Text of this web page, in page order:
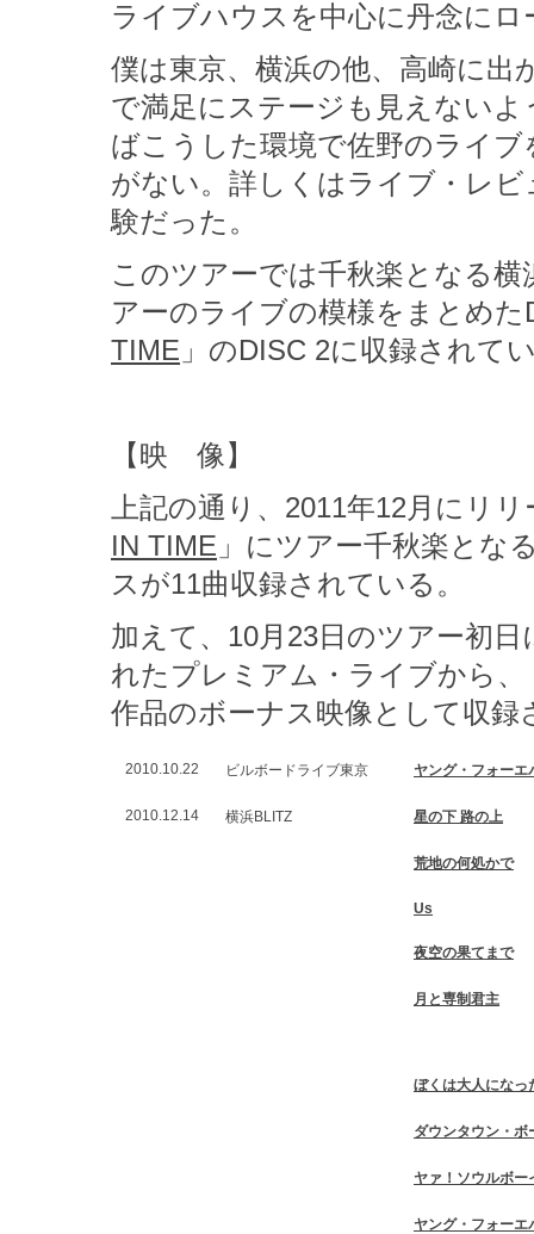
ライブハウスを中心に丹念に
僕は東京、横浜の他、高崎に
で満足にステージも見えない
ばこうした環境で佐野のライ
がない。詳しくはライブ・レ
験だった。
このツアーでは千秋楽となる
アーのライブの模様をまとめ
TIME 」のDISC 2に収録されて
【映 像】
上記の通り、2011年12月にリ
IN TIME 」にツアー千秋楽とな
スが11曲収録されている。
加えて、10月23日のツアー初
れたプレミアム・ライブから
作品のボーナス映像として収録
2010.10.22 ビルボードライブ東京 ヤング・フォーエ
2010.12.14 横浜BLITZ 星の下 路の上
荒地の何処かで
Us
夜空の果てまで
月と専制君主
ぼくは大人になっ
ダウンタウン・ボ
ヤァ！ソウルボー
ヤング・フォーエ